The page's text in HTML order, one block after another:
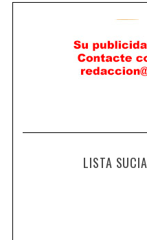
LISTA